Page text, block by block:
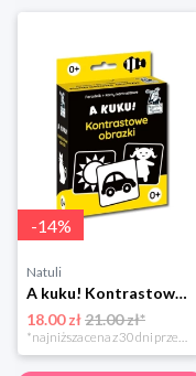
-14%
Natuli
A kuku! Kontrastowe obrazki. Karty kontrastowe + poradnik 0+ Edgard
18.00 zł21.00 zł*
*najniższa cena z 30 dni przed obniżką